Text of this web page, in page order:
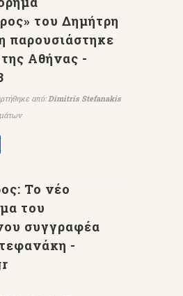
του Δημήτρη
παρουσιάστηκε
Αθήνας -
από:Dimitris Stefanakis
Το νέο
του
συγγραφέα
-